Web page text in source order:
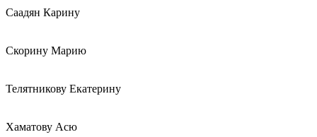
Саадян Карину
Скорину Марию
Телятникову Екатерину
Хаматову Асю